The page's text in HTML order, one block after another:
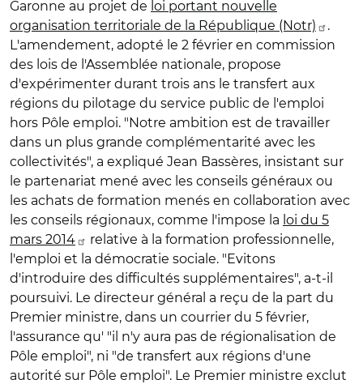
Garonne au projet de loi portant nouvelle
organisation territoriale de la République (Notr)
.
L'amendement, adopté le 2 février en commission
des lois de l'Assemblée nationale, propose
d'expérimenter durant trois ans le transfert aux
régions du pilotage du service public de l'emploi
hors Pôle emploi. "Notre ambition est de travailler
dans un plus grande complémentarité avec les
collectivités", a expliqué Jean Bassères, insistant sur
le partenariat mené avec les conseils généraux ou
les achats de formation menés en collaboration avec
les conseils régionaux, comme l'impose la loi du 5
mars 2014
relative à la formation professionnelle,
l'emploi et la démocratie sociale. "Evitons
d'introduire des difficultés supplémentaires", a-t-il
poursuivi. Le directeur général a reçu de la part du
Premier ministre, dans un courrier du 5 février,
l'assurance qu' "il n'y aura pas de régionalisation de
Pôle emploi", ni "de transfert aux régions d'une
autorité sur Pôle emploi". Le Premier ministre exclut